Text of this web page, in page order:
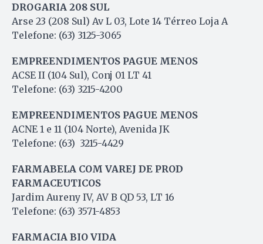
DROGARIA 208 SUL
Arse 23 (208 Sul) Av L 03, Lote 14 Térreo Loja A
Telefone: (63) 3125-3065
EMPREENDIMENTOS PAGUE MENOS
ACSE II (104 Sul), Conj 01 LT 41
Telefone: (63) 3215-4200
EMPREENDIMENTOS PAGUE MENOS
ACNE 1 e 11 (104 Norte), Avenida JK
Telefone: (63) 3215-4429
FARMABELA COM VAREJ DE PROD
FARMACEUTICOS
Jardim Aureny IV, AV B QD 53, LT 16
Telefone: (63) 3571-4853
FARMACIA BIO VIDA